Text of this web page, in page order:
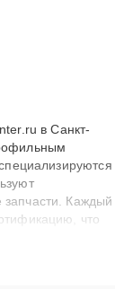
в Санкт-
Каждый
что
до 3 лет.